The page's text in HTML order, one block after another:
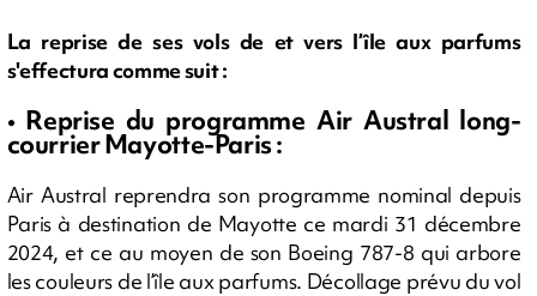
La reprise de ses vols de et vers l’île aux parfums
s'effectura comme suit :
• Reprise du programme Air Austral long-
courrier Mayotte-Paris :
Air Austral reprendra son programme nominal depuis
Paris à destination de Mayotte ce mardi 31 décembre
2024, et ce au moyen de son Boeing 787-8 qui arbore
les couleurs de l’île aux parfums. Décollage prévu du vol